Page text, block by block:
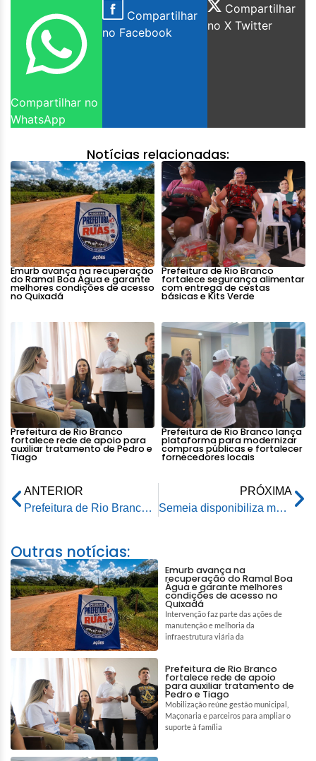
Compartilhar no
WhatsApp
Compartilhar
no Facebook
Compartilhar
no X Twitter
Notícias relacionadas:
Emurb avança na recuperação
do Ramal Boa Água e garante
melhores condições de acesso
no Quixadá
Prefeitura de Rio Branco
fortalece segurança alimentar
com entrega de cestas
básicas e Kits Verde
Prefeitura de Rio Branco
fortalece rede de apoio para
auxiliar tratamento de Pedro e
Tiago
Prefeitura de Rio Branco lança
plataforma para modernizar
compras públicas e fortalecer
fornecedores locais
ANTERIOR
Prefeitura de Rio Branco começa a receber desabrigados no Parque de Exposições
PRÓXIMA
Semeia disponibiliza mais de seis mil quilos de adubo produzidos na Utre a serem utilizados em hortas em escola e comunitárias
Outras notícias:
Emurb avança na
recuperação do Ramal Boa
Água e garante melhores
condições de acesso no
Quixadá
Intervenção faz parte das ações de
manutenção e melhoria da
infraestrutura viária da
Prefeitura de Rio Branco
fortalece rede de apoio
para auxiliar tratamento de
Pedro e Tiago
Mobilização reúne gestão municipal,
Maçonaria e parceiros para ampliar o
suporte à família